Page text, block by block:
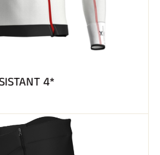
IN JEDEM GELÄNDE
4*